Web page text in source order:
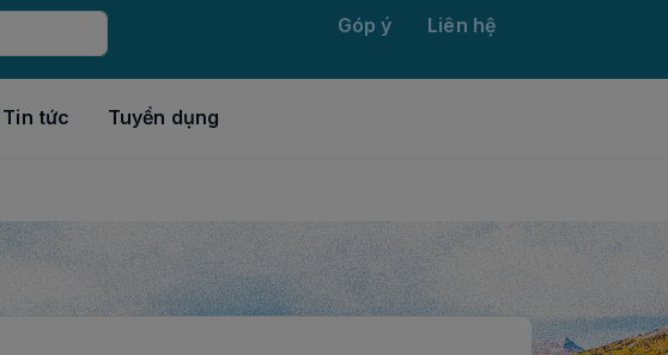
Góp ý Liên hệ
Tin tức Tuyển dụng